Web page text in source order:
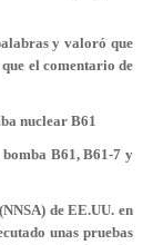
y valoró que
el comentario de
nuclear B61
B61, B61-7 y
de EE.UU. en
unas pruebas